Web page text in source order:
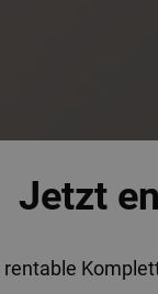
Jetzt